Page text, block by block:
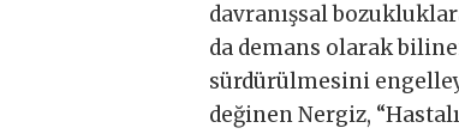
davranışsal
da demans olarak
sürdürülmesini
değinen Nergiz,